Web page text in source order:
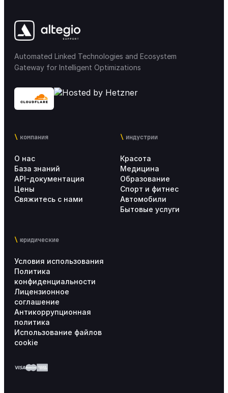
Интеграции
Лояльность & Maркетинг
Маркетплейс интеграции
Аналитика
Внедрение Altegio
Automated Linked Technologies and Ecosystem
Gateway for Intelligent Optimizations
компания
О нас
База знаний
API-документация
Цены
Свяжитесь с нами
индустрии
Красота
Медицина
Образование
Спорт и фитнес
Автомобили
Бытовые услуги
юридические
Условия использования
Политика
конфиденциальности
Лицензионное
соглашение
Антикоррупционная
политика
Использование файлов
cookie